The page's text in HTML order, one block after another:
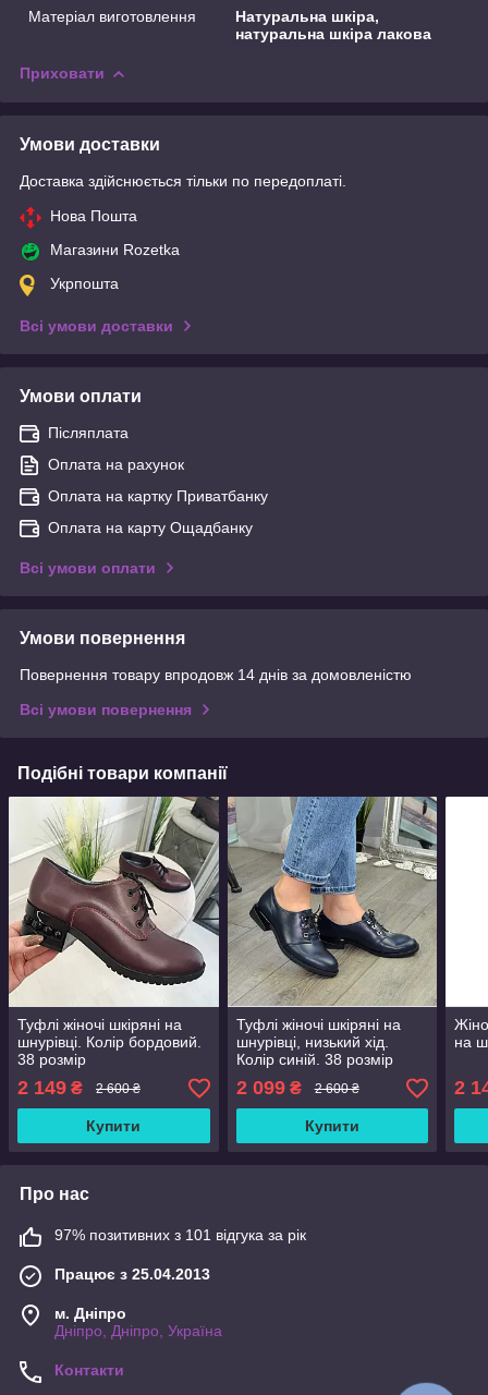
Матеріал виготовлення
Натуральна шкіра,
натуральна шкіра лакова
Приховати
Умови доставки
Доставка здійснюється тільки по передоплаті.
Нова Пошта
Магазини Rozetka
Укрпошта
Всі умови доставки
Умови оплати
Післяплата
Оплата на рахунок
Оплата на картку Приватбанку
Оплата на карту Ощадбанку
Всі умови оплати
Умови повернення
Повернення товару впродовж 14 днів за домовленістю
Всі умови повернення
Подібні товари компанії
Туфлі жіночі шкіряні на
шнурівці. Колір бордовий.
38 розмір
2 149 ₴ 2 600 ₴
Купити
Туфлі жіночі шкіряні на
шнурівці, низький хід.
Колір синій. 38 розмір
2 099₴ 2 600 ₴
Купити
на
2
Про нас
97% позитивних з 101 відгука за рік
Працює з 25.04.2013
м. Дніпро
Дніпро, Дніпро, Україна
Контакти